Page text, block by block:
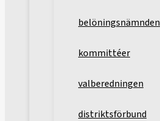
belöningsnämnden
kommittéer
valberedningen
distriktsförbund